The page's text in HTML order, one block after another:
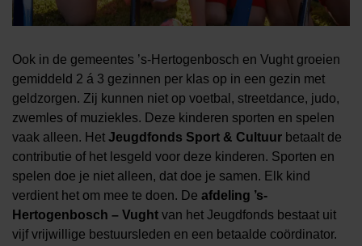
Ook in de gemeentes ’s-Hertogenbosch en Vught groeien
gemiddeld 2 á 3 gezinnen per klas op in een gezin met
geldzorgen. Zij kunnen niet op voetbal, streetdance, judo,
zwemles of muziekles. Deze kinderen sporten en spelen
vaak alleen. Het Jeugdfonds Sport & Cultuur betaalt de
contributie of het lesgeld voor deze kinderen. Sporten en
spelen doe je niet alleen, dat doe je samen. Elk kind
verdient het om mee te doen. De afdeling ’s-
Hertogenbosch – Vught van het Jeugdfonds bestaat uit
vijf vrijwillige bestuursleden en een betaalde coördinator.